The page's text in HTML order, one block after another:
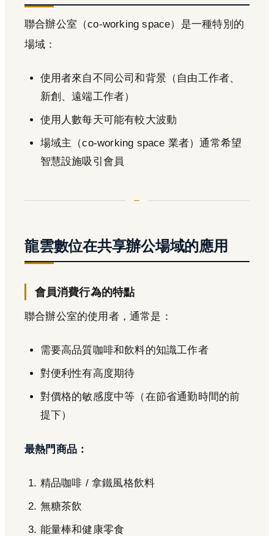
聯合辦公室（co-working space）是一種特別的
場域：
使用者來自不同公司和背景（自由工作者、
新創、遠端工作者）
使用人數每天可能有較大波動
場域主（co-working space 業者）通常希望
智慧設施吸引會員
龍雲數位在共享辦公場域的應用
會員消費行為的特點
聯合辦公室的使用者，通常是：
需要高品質咖啡和飲料的知識工作者
對便利性有高度期待
對價格的敏感度中等（在節省通勤時間的前
提下）
最熱門商品：
精品咖啡 / 拿鐵風格飲料
無糖茶飲
能量棒和健康零食